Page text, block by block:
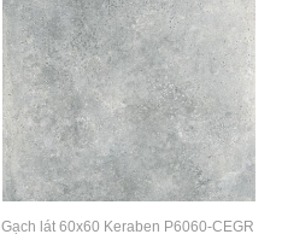
Gạch lát 60x60 Keraben P6060-CEGR